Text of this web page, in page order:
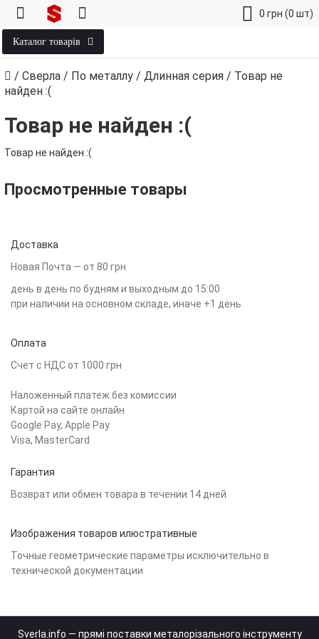
0 грн (0 шт)
Каталог товарів
/ Сверла / По металлу / Длинная серия / Товар не
найден :(
Товар не найден :(
Товар не найден :(
Просмотренные товары
Доставка
Новая Почта — от 80 грн
день в день по будням и выходным до 15:00
при наличии на основном складе, иначе +1 день
Оплата
Счет с НДС от 1000 грн
Наложенный платеж без комиссии
Картой на сайте онлайн
Google Pay, Apple Pay
Visa, MasterCard
Гарантия
Возврат или обмен товара в течении 14 дней
Изображения товаров илюстративные
Точные геометрические параметры исключительно в
технической документации
Sverla.info — прямі поставки металорізального інструменту